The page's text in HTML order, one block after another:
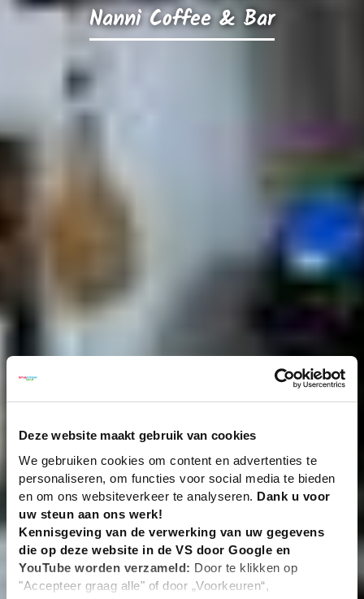
Deze website maakt gebruik van cookies
We gebruiken cookies om content en advertenties te
personaliseren, om functies voor social media te bieden
en om ons websiteverkeer te analyseren. Dank u voor
uw steun aan ons werk!
Kennisgeving van de verwerking van uw gegevens
die op deze website in de VS door Google en
YouTube worden verzameld: Door te klikken op
"Accepteer graag alle" of door „Voorkeuren“,
Nanni Coffee & Bar